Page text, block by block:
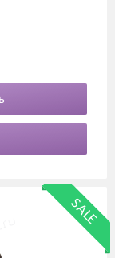
SALE